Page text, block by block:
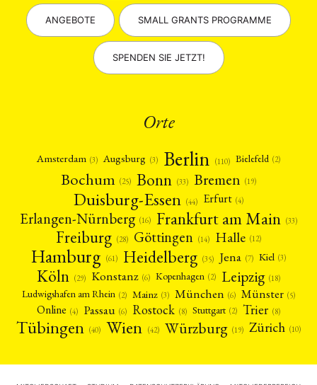
ANGEBOTE SMALL GRANTS PROGRAMME
SPENDEN SIE JETZT!
Orte
Amsterdam (3) Augsburg (3) Berlin (110) Bielefeld (2)
Bochum (25) Bonn (33) Bremen (19)
Duisburg-Essen (44) Erfurt (4)
Erlangen-Nürnberg (16) Frankfurt am Main (33)
Freiburg (28) Göttingen (14) Halle (12)
Hamburg (61) Heidelberg (35) Jena (7) Kiel (3)
Köln (29) Konstanz (6) Kopenhagen (2) Leipzig (18)
Ludwigshafen am Rhein (2) Mainz (3) München (6) Münster (5)
Online (4) Passau (6) Rostock (8) Stuttgart (2) Trier (8)
Tübingen (40) Wien (42) Würzburg (19) Zürich (10)